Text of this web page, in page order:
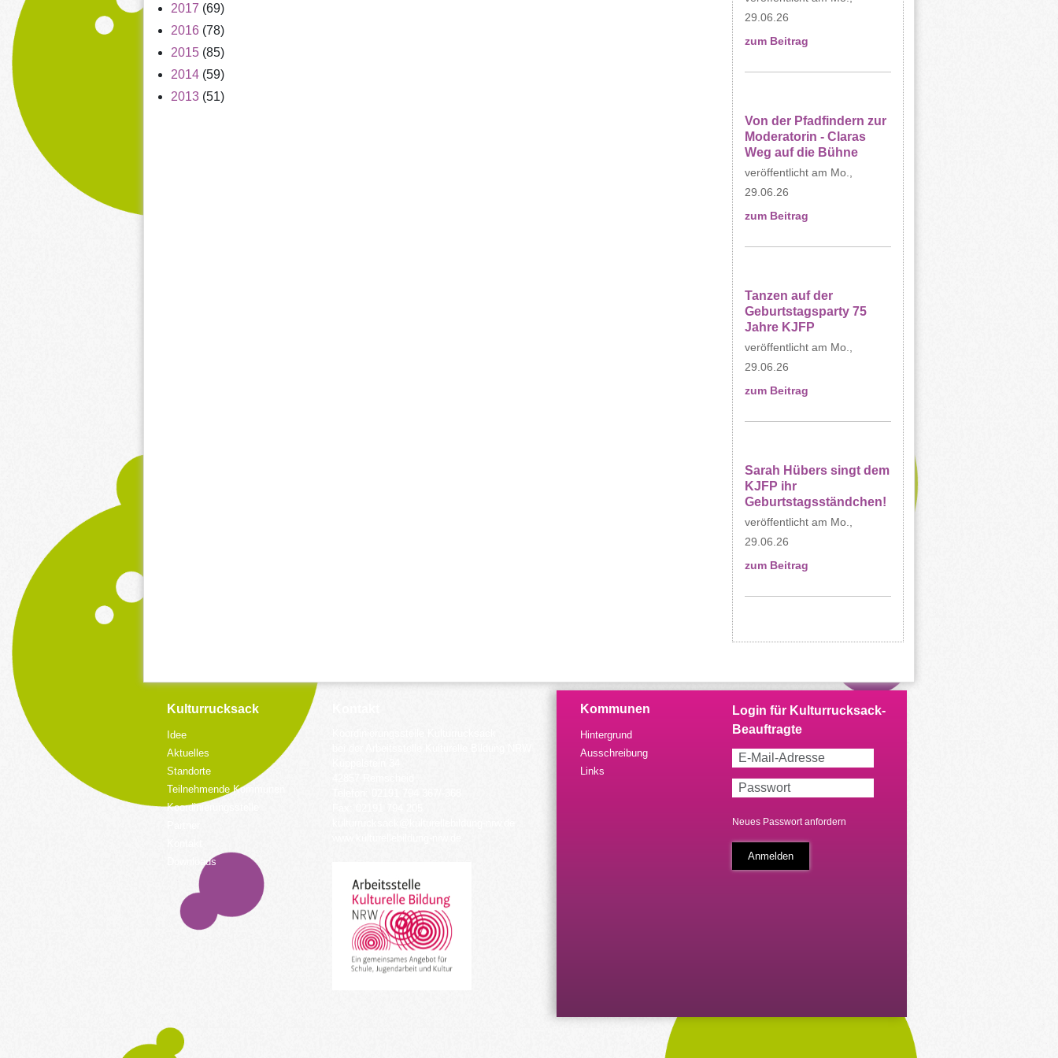
2017 (69)
2016 (78)
2015 (85)
2014 (59)
2013 (51)
29.06.26
zum Beitrag
Von der Pfadfindern zur
Moderatorin - Claras
Weg auf die Bühne
Mo.,
29.06.26
zum Beitrag
Tanzen auf der
Geburtstagsparty 75
Jahre KJFP
Mo.,
29.06.26
zum Beitrag
Sarah Hübers singt dem
KJFP ihr
Geburtstagsständchen!
Mo.,
29.06.26
zum Beitrag
Kulturrucksack
Idee
Aktuelles
Standorte
Teilnehmende Kommunen
Koordinierungsstelle
Downloads
Kommunen
Hintergrund
Ausschreibung
Links
Neues Passwort anfordern